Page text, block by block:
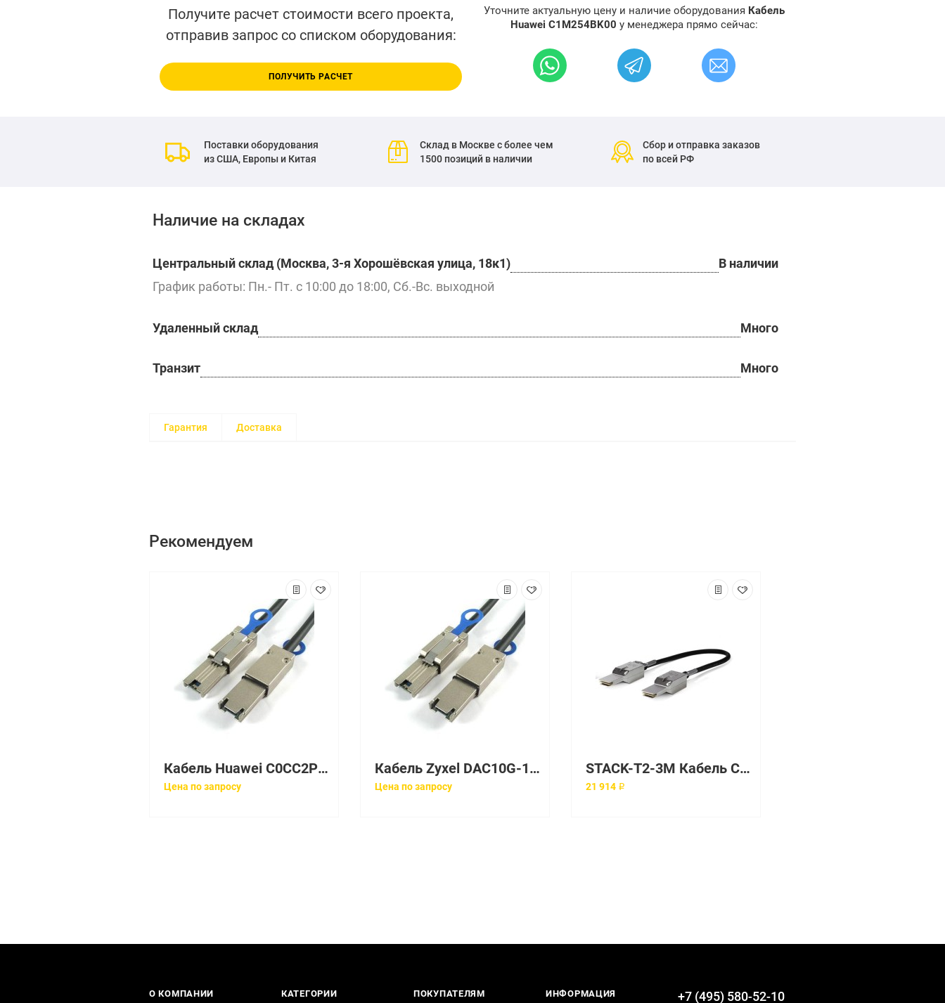
Получите расчет стоимости всего проекта,
отправив запрос со списком оборудования:
ПОЛУЧИТЬ РАСЧЕТ
Уточните актуальную цену и наличие оборудования Кабель
Huawei C1M254BK00 у менеджера прямо сейчас:
Поставки оборудования
из США, Европы и Китая
Склад в Москве с более чем
1500 позиций в наличии
Сбор и отправка заказов
по всей РФ
Наличие на складах
Центральный склад (Москва, 3-я Хорошёвская улица, 18к1)
В наличии
График работы: Пн.- Пт. с 10:00 до 18:00, Сб.-Вс. выходной
Удаленный склад Много
Транзит Много
Гарантия Доставка
Рекомендуем
Кабель Huawei C0CC2P000
Цена по запросу
Кабель Zyxel DAC10G-1M (DAC10G-1M-ZZ0101F)
Цена по запросу
STACK-T2-3M Кабель Cisco
21 914 ₽
О КОМПАНИИ КАТЕГОРИИ ПОКУПАТЕЛЯМ ИНФОРМАЦИЯ +7 (495) 580-52-10